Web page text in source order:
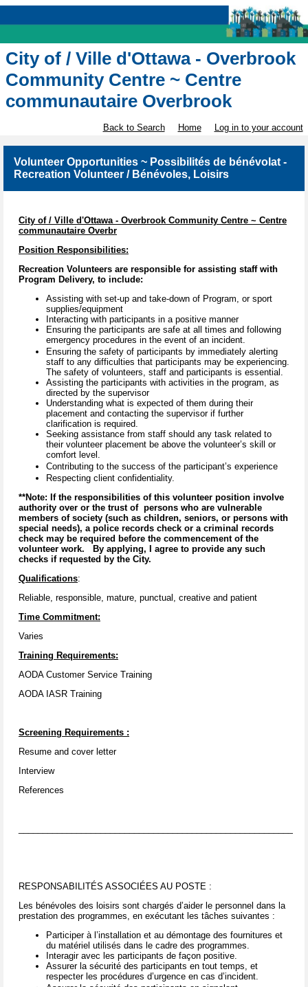
City of / Ville d'Ottawa - Overbrook
Community Centre ~ Centre
communautaire Overbrook
Back to Search Home Log in to your account
Volunteer Opportunities ~ Possibilités de bénévolat -
Recreation Volunteer / Bénévoles, Loisirs
City of / Ville d'Ottawa - Overbrook Community Centre ~ Centre
communautaire Overbr
Position Responsibilities:
Recreation Volunteers are responsible for assisting staff with
Program Delivery, to include:
Assisting with set-up and take-down of Program, or sport
supplies/equipment
Interacting with participants in a positive manner
Ensuring the participants are safe at all times and following
emergency procedures in the event of an incident.
Ensuring the safety of participants by immediately alerting
staff to any difficulties that participants may be experiencing.
The safety of volunteers, staff and participants is essential.
Assisting the participants with activities in the program, as
directed by the supervisor
Understanding what is expected of them during their
placement and contacting the supervisor if further
clarification is required.
Seeking assistance from staff should any task related to
their volunteer placement be above the volunteer’s skill or
comfort level.
Contributing to the success of the participant’s experience
Respecting client confidentiality.
**Note: If the responsibilities of this volunteer position involve
authority over or the trust of persons who are vulnerable
members of society (such as children, seniors, or persons with
special needs), a police records check or a criminal records
check may be required before the commencement of the
volunteer work. By applying, I agree to provide any such
checks if requested by the City.
Qualifications:
Reliable, responsible, mature, punctual, creative and patient
Time Commitment:
Varies
Training Requirements:
AODA Customer Service Training
AODA IASR Training
Screening Requirements :
Resume and cover letter
Interview
References
RESPONSABILITÉS ASSOCIÉES AU POSTE :
Les bénévoles des loisirs sont chargés d’aider le personnel dans la
prestation des programmes, en exécutant les tâches suivantes :
Participer à l’installation et au démontage des fournitures et
du matériel utilisés dans le cadre des programmes.
Interagir avec les participants de façon positive.
Assurer la sécurité des participants en tout temps, et
respecter les procédures d’urgence en cas d’incident.